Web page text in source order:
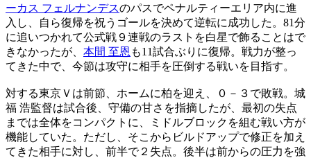
ーカス フェルナンデスのパスでペナルティーエリア内に進
入し、自ら復帰を祝うゴールを決めて逆転に成功した。81分
に追いつかれて公式戦９連戦のラストを白星で飾ることはで
きなかったが、 本間 至恩 も11試合ぶりに復帰。戦力が整っ
てきた中で、今節は攻守に相手を圧倒する戦いを目指す。
対する東京Ｖは前節、ホームに柏を迎え、０－３で敗戦。城
福 浩監督は試合後、守備の甘さを指摘したが、最初の失点
までは全体をコンパクトに、ミドルブロックを組む戦い方が
機能していた。ただし、そこからビルドアップで修正を加え
てきた相手に対し、前半で２失点。後半は前からの圧力を強